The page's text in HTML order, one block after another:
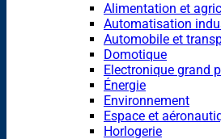
Alimentation et
Automatisation
Automobile et
Domotique
Electronique grand
Énergie
Environnement
Espace et
Horlogerie